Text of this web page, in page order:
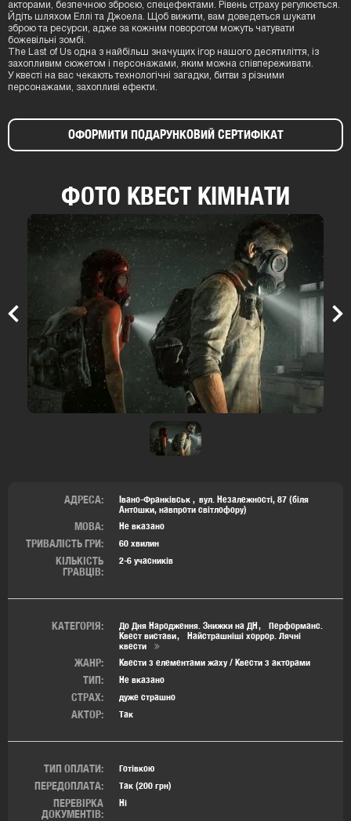
акторами, безпечною зброєю, спецефектами. Рівень страху регулюється.
Йдіть шляхом Еллі та Джоела. Щоб вижити, вам доведеться шукати
зброю та ресурси, адже за кожним поворотом можуть чатувати
божевільні зомбі.
The Last of Us одна з найбільш значущих ігор нашого десятиліття, із
захопливим сюжетом і персонажами, яким можна співпереживати.
У квесті на вас чекають технологічні загадки, битви з різними
персонажами, захопливі ефекти.
ОФОРМИТИ ПОДАРУНКОВИЙ СЕРТИФІКАТ
ФОТО КВЕСТ КІМНАТИ
Previous
АДРЕСА: Івано-Франківськ
вул. Незалежності, 87 (біля
Антошки, навпроти світлофору)
МОВА: Не вказано
ТРИВАЛІСТЬ ГРИ: 60 хвилин
КІЛЬКІСТЬ
ГРАВЦІВ:
2-6 учасників
КАТЕГОРІЯ: До Дня Народження. Знижки на ДН
Перформанс.
Квест вистави
Найстрашніші хоррор. Лячні
квести
ЖАНР: Квести з елементами жаху / Квести з акторами
ТИП: Не вказано
СТРАХ: дуже страшно
АКТОР: Так
ТИП ОПЛАТИ: Готівкою
ПЕРЕДОПЛАТА: Так (200 грн)
ПЕРЕВІРКА
ДОКУМЕНТІВ:
Ні